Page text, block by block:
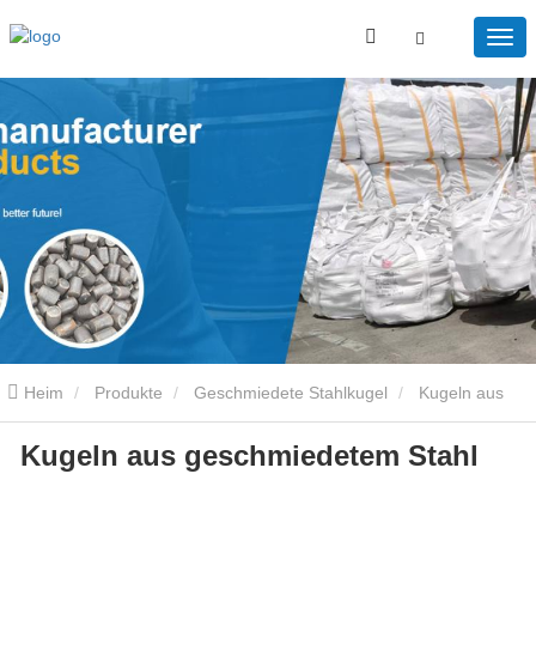
Heim Produkte Geschmiedete Stahlkugel
geschmiedetem Stahl
Kugeln aus geschmiedetem Stahl